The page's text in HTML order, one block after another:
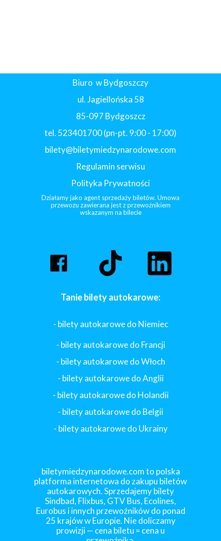
biletymiedzynarodowe.com to polska
platforma internetowa do zakupu biletów
autokarowych. Sprzedajemy bilety
Sindbad, Flixbus, GTV Bus, Ecolines,
Eurobus i innych przewoźników do ponad
25 krajów w Europie. Nie doliczamy
prowizji — cena biletu = cena u
Tanie bilety autokarowe:
- bilety autokarowe do Niemiec
- bilety autokarowe do Francji
- bilety autokarowe do Włoch
- bilety autokarowe do Anglii
- bilety autokarowe do Holandii
- bilety autokarowe do Belgii
- bilety autokarowe do Ukrainy
Biuro w Bydgoszczy
ul. Jagiellońska 58
85-097 Bydgoszcz
tel. 523401700 (pn-pt. 9:00 - 17:00)
bilety@biletymiedzynarodowe.com
Regulamin serwisu
Polityka Prywatności
Działamy jako agent sprzedaży biletów. Umowa
przewozu zawierana jest z przewoźnikiem
wskazanym na bilecie